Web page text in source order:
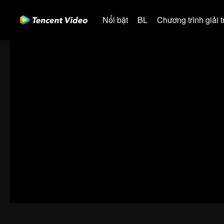
Nổi bật BL Chương trình giải